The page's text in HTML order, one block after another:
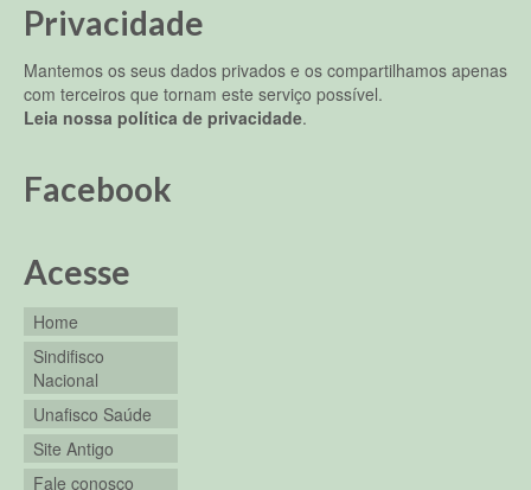
Privacidade
Mantemos os seus dados privados e os compartilhamos apenas
com terceiros que tornam este serviço possível.
Leia nossa política de privacidade.
Facebook
Acesse
Home
Sindifisco
Nacional
Unafisco Saúde
Site Antigo
Fale conosco